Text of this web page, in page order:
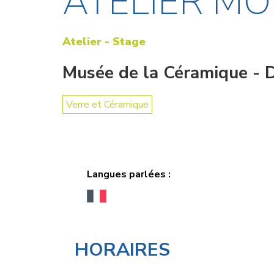
Atelier - Stage
Musée de la Céramique -
Verre et Céramique
Langues parlées :
HORAIRES